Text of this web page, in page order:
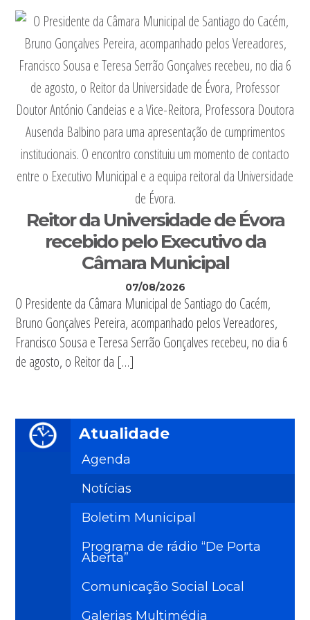
Reitor da Universidade de Évora
recebido pelo Executivo da
Câmara Municipal
07/08/2026
O Presidente da Câmara Municipal de Santiago do Cacém,
Bruno Gonçalves Pereira, acompanhado pelos Vereadores,
Francisco Sousa e Teresa Serrão Gonçalves recebeu, no dia 6
de agosto, o Reitor da […]
Atualidade
Agenda
Notícias
Boletim Municipal
Programa de rádio “De Porta
Aberta”
Comunicação Social Local
Galerias Multimédia